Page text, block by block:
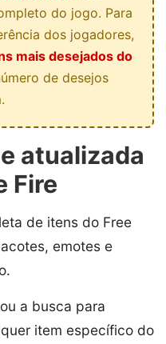
do jogo. Para
dos jogadores,
mais desejados do
de desejos
atualizada
Fire
de itens do Free
emotes e
a busca para
item específico do